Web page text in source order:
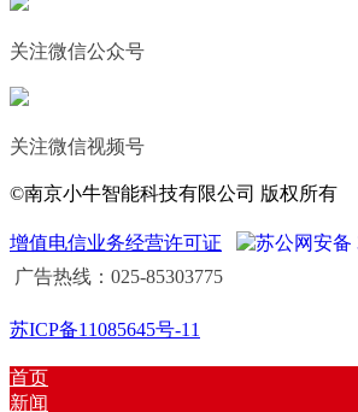
关注微信公众号
关注微信视频号
©南京小牛智能科技有限公司 版权所有
增值电信业务经营许可证
苏公网安备
广告热线：025-85303775
苏ICP备11085645号-11
首页
新闻